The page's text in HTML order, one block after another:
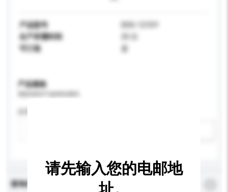
产品型号
DDS-121DY
生产所需时间
可订造
是
产品规格
查询内容
请先输入您的电邮地